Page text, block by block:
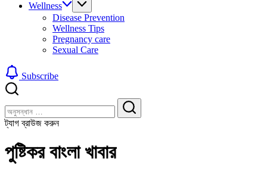
Wellness
Disease Prevention
Wellness Tips
Pregnancy care
Sexual Care
Subscribe
করুন
খুঁজুন
খুঁজুন
ট্যাগ ব্রাউজ করুন
পুষ্টিকর বাংলা খাবার